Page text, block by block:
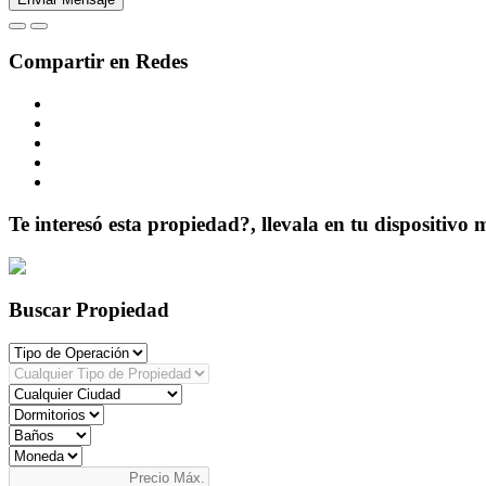
Compartir en Redes
Te interesó esta propiedad?, llevala en tu dispositivo
Buscar Propiedad